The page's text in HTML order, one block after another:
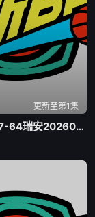
更新至第1集
浙BA 苍南87-64瑞安20260807